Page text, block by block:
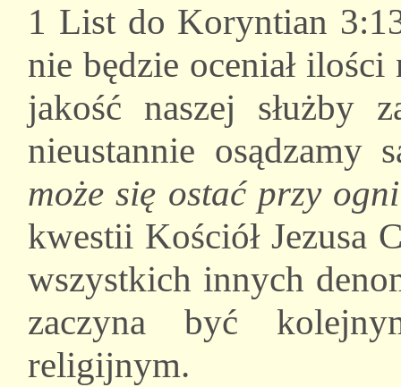
1 List do Koryntian
nie będzie oceniał
jakość naszej służby
nieustannie osądzamy
może się ostać przy
kwestii Kościół Jezusa
wszystkich innych
zaczyna być
religijnym.